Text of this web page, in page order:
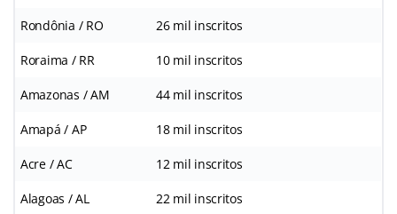
Rondônia / RO 26 mil inscritos
Roraima / RR 10 mil inscritos
Amazonas / AM 44 mil inscritos
Amapá / AP 18 mil inscritos
Acre / AC 12 mil inscritos
Alagoas / AL 22 mil inscritos